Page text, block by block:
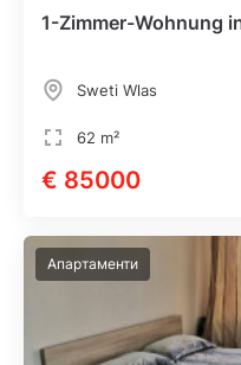
1-Zimmer-Wohnung
Sweti Wlas
62 m²
€ 85000
Апартаменти